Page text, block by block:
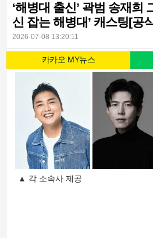
‘해병대 출신’ 곽범 송재희
신 잡는 해병대’ 캐스팅[공
2026-07-08 13:20:11
카카오 MY뉴스
▲ 각 소속사 제공